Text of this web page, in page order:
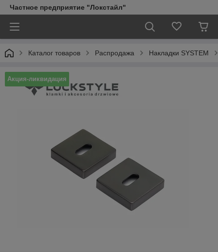
Частное предприятие "Локстайл"
Каталог товаров Распродажа Накладки SYSTEM
Акция-ликвидация